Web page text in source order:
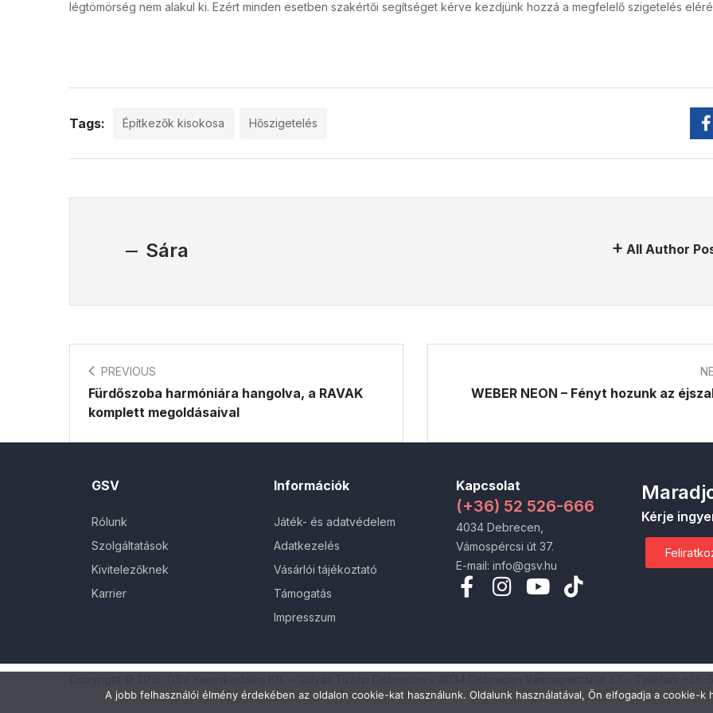
légtömörség nem alakul ki. Ezért minden esetben szakértői segítséget kérve kezdjünk hozzá a megfelelő szigetelés
Tags: Építkezők kisokosa Hőszigetelés
Sára All Author
PREVIOUS
Fürdőszoba harmóniára hangolva, a RAVAK
komplett megoldásaival
WEBER NEON – Fényt hozunk az
GSV
Rólunk
Szolgáltatások
Kivitelezőknek
Karrier
Információk
Játék- és adatvédelem
Adatkezelés
Vásárlói tájékoztató
Támogatás
Impresszum
Kapcsolat
(+36) 52 526-666
4034 Debrecen,
Vámospércsi út 37.
E-mail: info@gsv.hu
Kérje
A jobb felhasználói élmény érdekében az oldalon cookie-kat használunk. Oldalunk használatával, Ön elfogadja a cookie-k